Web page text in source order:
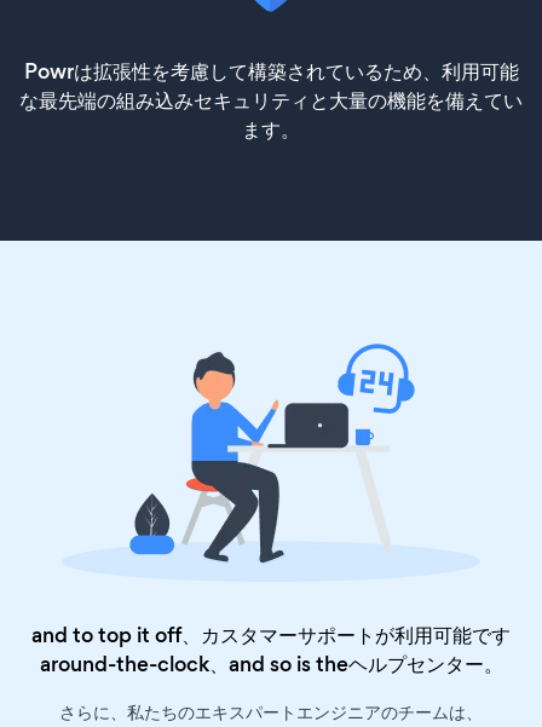
Powrは拡張性を考慮して構築されているため、利用可能
な最先端の組み込みセキュリティと大量の機能を備えてい
ます。
and to top it off、カスタマーサポートが利用可能です
around-the-clock、and so is theヘルプセンター。
さらに、私たちのエキスパートエンジニアのチームは、